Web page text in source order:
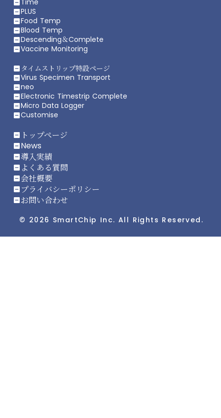
indeterminate_check_box Time
indeterminate_check_boxPLUS
indeterminate_check_boxFood Temp
indeterminate_check_boxBlood Temp
indeterminate_check_boxDescending＆Complete
indeterminate_check_boxVaccine Monitoring
indeterminate_check_box タイムストリップ特設ページ
indeterminate_check_boxVirus Specimen Transport
indeterminate_check_boxneo
indeterminate_check_boxElectronic Timestrip Complete
indeterminate_check_boxMicro Data Logger
indeterminate_check_boxCustomise
indeterminate_check_box トップページ
indeterminate_check_boxNews
indeterminate_check_box導入実績
indeterminate_check_box よくある質問
indeterminate_check_box会社概要
indeterminate_check_box プライバシーポリシー
indeterminate_check_boxお問い合わせ
© 2026 SmartChip Inc. All Rights Reserved.